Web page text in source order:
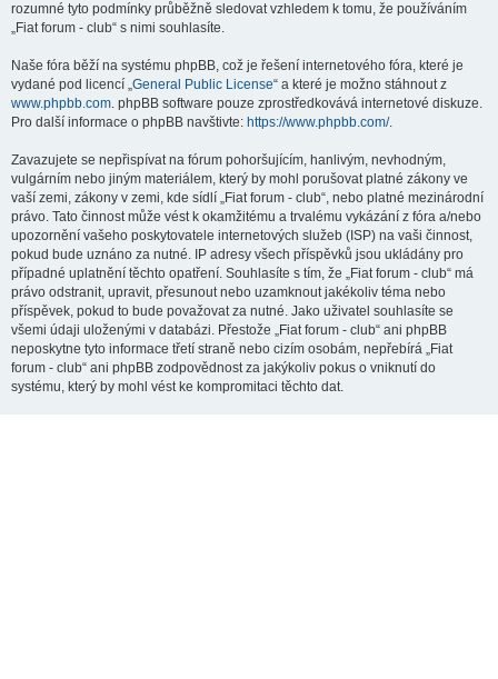
rozumné tyto podmínky průběžně sledovat vzhledem k tomu, že používáním
„Fiat forum - club“ s nimi souhlasíte.
Naše fóra běží na systému phpBB, což je řešení internetového fóra, které je
vydané pod licencí „General Public License“ a které je možno stáhnout z
www.phpbb.com. phpBB software pouze zprostředkovává internetové diskuze.
Pro další informace o phpBB navštivte: https://www.phpbb.com/.
Zavazujete se nepřispívat na fórum pohoršujícím, hanlivým, nevhodným,
vulgárním nebo jiným materiálem, který by mohl porušovat platné zákony ve
vaší zemi, zákony v zemi, kde sídlí „Fiat forum - club“, nebo platné mezinárodní
právo. Tato činnost může vést k okamžitému a trvalému vykázání z fóra a/nebo
upozornění vašeho poskytovatele internetových služeb (ISP) na vaši činnost,
pokud bude uznáno za nutné. IP adresy všech příspěvků jsou ukládány pro
případné uplatnění těchto opatření. Souhlasíte s tím, že „Fiat forum - club“ má
právo odstranit, upravit, přesunout nebo uzamknout jakékoliv téma nebo
příspěvek, pokud to bude považovat za nutné. Jako uživatel souhlasíte se
všemi údaji uloženými v databázi. Přestože „Fiat forum - club“ ani phpBB
neposkytne tyto informace třetí straně nebo cizím osobám, nepřebírá „Fiat
forum - club“ ani phpBB zodpovědnost za jakýkoliv pokus o vniknutí do
systému, který by mohl vést ke kompromitaci těchto dat.